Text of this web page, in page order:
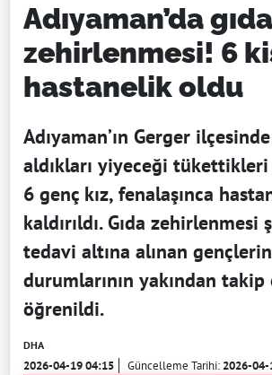
Adıyaman’da gıda
zehirlenmesi! 6
hastanelik oldu
Adıyaman’ın Gerger
aldıkları yiyeceği
6 genç kız, fenalaşınca
kaldırıldı. Gıda zehirlenmesi
tedavi altına alınan
durumlarının yakından
öğrenildi.
DHA
2026-04-19 04:15 Güncelleme Tarihi:2026-04-